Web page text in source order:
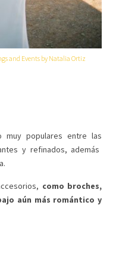
and Events by Natalia Ortiz
muy populares entre las
y refinados, además
como broches,
aún más romántico y